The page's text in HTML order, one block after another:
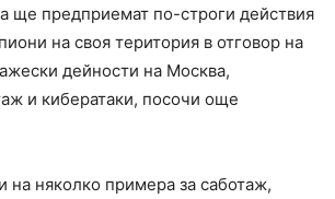
ще предприемат по-строги действия
на своя територия в отговор на
дейности на Москва,
и кибератаки, посочи още
на няколко примера за саботаж,